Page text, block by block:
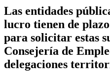
Las entidades
lucro tienen de
para solicitar estas
Consejería de
delegaciones